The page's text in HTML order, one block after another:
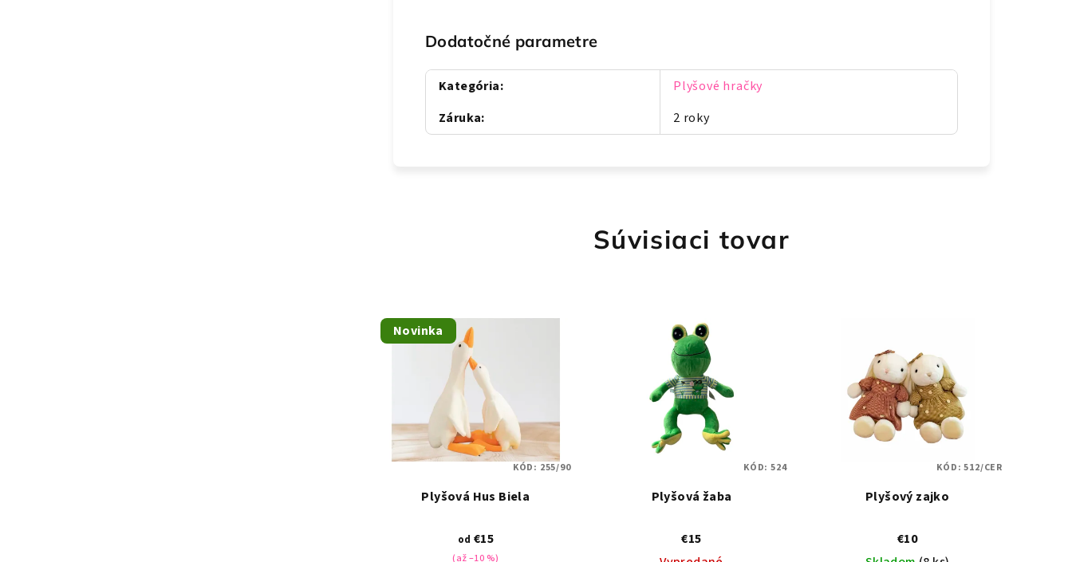
Dodatočné parametre
Kategória:
Plyšové hračky
Záruka: 2 roky
Súvisiaci tovar
Novinka
Plyšová Hus Biela
od €15
(až –10 %)
KÓD: 255/90
Plyšová žaba
€15
KÓD: 524
Plyšový zajko
€10
KÓD:512/CER